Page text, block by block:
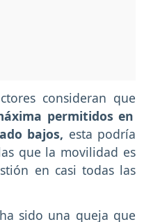
consideran que
permitidos en
bajos, esta podría
que la movilidad es
en casi todas las
sido una queja que